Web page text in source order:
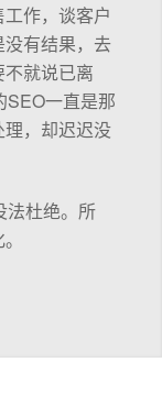
作，谈客户
有结果，去
就说已离
SEO一直是那
，却迟迟没
法杜绝。所